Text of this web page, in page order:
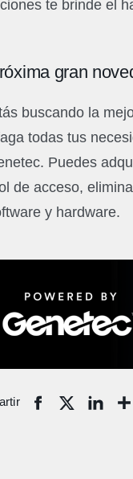
te brinde el
gran
buscando la
todas tus
Puedes
de acceso,
y hardware.